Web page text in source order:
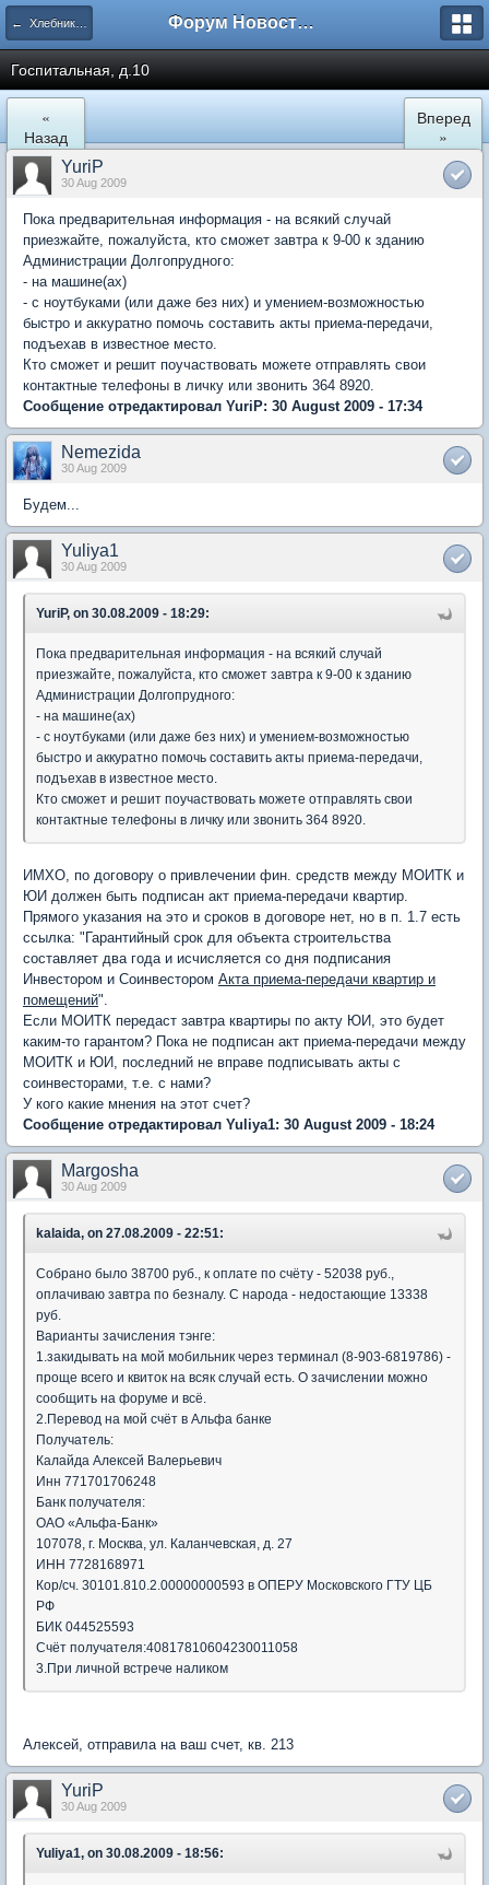
← Хлебниково Форум Новостройки
Госпитальная, д.10
«
Назад
Вперед
»
YuriP
30 Aug 2009
Пока предварительная информация - на всякий случай
приезжайте, пожалуйста, кто сможет завтра к 9-00 к зданию
Администрации Долгопрудного:
- на машине(ах)
- с ноутбуками (или даже без них) и умением-возможностью
быстро и аккуратно помочь составить акты приема-передачи,
подъехав в известное место.
Кто сможет и решит поучаствовать можете отправлять свои
контактные телефоны в личку или звонить 364 8920.
Сообщение отредактировал YuriP: 30 August 2009 - 17:34
Nemezida
30 Aug 2009
Будем...
Yuliya1
30 Aug 2009
YuriP, on 30.08.2009 - 18:29:
Пока предварительная информация - на всякий случай
приезжайте, пожалуйста, кто сможет завтра к 9-00 к зданию
Администрации Долгопрудного:
- на машине(ах)
- с ноутбуками (или даже без них) и умением-возможностью
быстро и аккуратно помочь составить акты приема-передачи,
подъехав в известное место.
Кто сможет и решит поучаствовать можете отправлять свои
контактные телефоны в личку или звонить 364 8920.
ИМХО, по договору о привлечении фин. средств между МОИТК и
ЮИ должен быть подписан акт приема-передачи квартир.
Прямого указания на это и сроков в договоре нет, но в п. 1.7 есть
ссылка: "Гарантийный срок для объекта строительства
составляет два года и исчисляется со дня подписания
Инвестором и Соинвестором Акта приема-передачи квартир и
помещений".
Если МОИТК передаст завтра квартиры по акту ЮИ, это будет
каким-то гарантом? Пока не подписан акт приема-передачи между
МОИТК и ЮИ, последний не вправе подписывать акты с
соинвесторами, т.е. с нами?
У кого какие мнения на этот счет?
Сообщение отредактировал Yuliya1: 30 August 2009 - 18:24
Margosha
30 Aug 2009
kalaida, on 27.08.2009 - 22:51:
Собрано было 38700 руб., к оплате по счёту - 52038 руб.,
оплачиваю завтра по безналу. С народа - недостающие 13338
руб.
Варианты зачисления тэнге:
1.закидывать на мой мобильник через терминал (8-903-6819786) -
проще всего и квиток на всяк случай есть. О зачислении можно
сообщить на форуме и всё.
2.Перевод на мой счёт в Альфа банке
Получатель:
Калайда Алексей Валерьевич
Инн 771701706248
Банк получателя:
ОАО «Альфа-Банк»
107078, г. Москва, ул. Каланчевская, д. 27
ИНН 7728168971
Кор/сч. 30101.810.2.00000000593 в ОПЕРУ Московского ГТУ ЦБ
РФ
БИК 044525593
Счёт получателя:40817810604230011058
3.При личной встрече наликом
Алексей, отправила на ваш счет, кв. 213
YuriP
30 Aug 2009
Yuliya1, on 30.08.2009 - 18:56: